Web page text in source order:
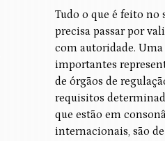
Tudo o que é feito no
precisa passar por
com autoridade. Uma
importantes
de órgãos de
requisitos
que estão em
internacionais, são